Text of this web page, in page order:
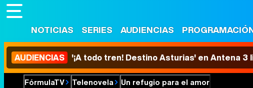
NOTICIAS SERIES AUDIENCIAS
AUDIENCIAS '¡A todo tren! Destino Asturias' en Antena
FórmulaTV Telenovela Un refugio para el amor